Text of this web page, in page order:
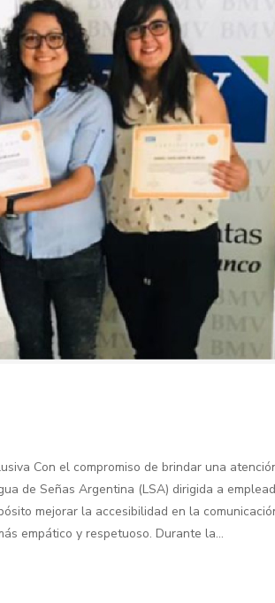
Con el compromiso de brindar una
de Señas Argentina (LSA) dirigida a
mejorar la accesibilidad en la
empático y respetuoso. Durante la...